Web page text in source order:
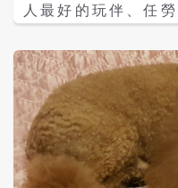
很明顯踹，丟椅子
平的踢，丟椅子也
動保所作最後裁量
是不是沒入，但飼
就會興訟，狗是他
片）就沒入，這樣
語。 米可白舉「人人犬舍」為例：有這樣的首
長讓人感到難過 相關報導曝光後，長期關注動
保議題的米可白今
人最好的玩伴、任
當老大，這樣的夢
善、溫和的性格，
們是優秀的家庭寵
金獵犬絕對是大型
通常非常願意配合
往往有良好的響應
力，但只要你沒下
了，牠也會控制住